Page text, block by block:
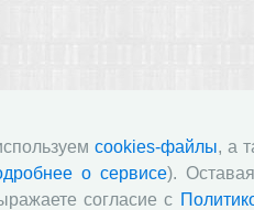
cookies-файлы, а
о сервисе).
согласие с